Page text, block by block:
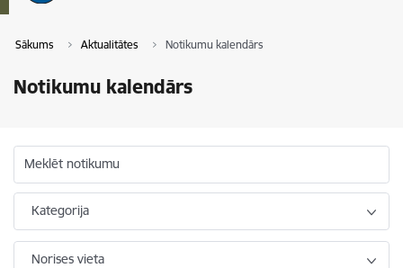
Sākums Aktualitātes Notikumu kalendārs
Notikumu kalendārs
Meklēt notikumu
Kategorija
Norises vieta